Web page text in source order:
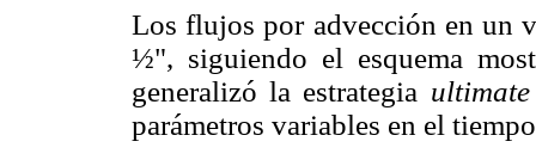
Los flujos por advección en un
½", siguiendo el esquema
generalizó la estrategia ultimate
parámetros variables en el